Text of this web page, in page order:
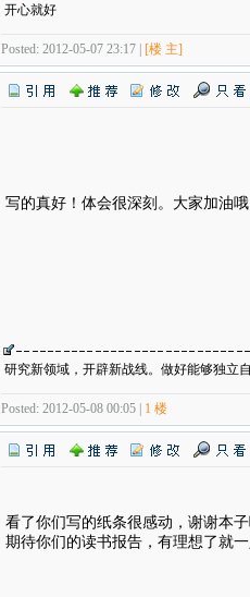
开心就好
Posted: 2012-05-07 23:17 | [楼 主]
写的真好！体会很深刻。大家加油
研究新领域，开辟新战线。做好能够独立
Posted: 2012-05-08 00:05 | 1 楼
看了你们写的纸条很感动，谢谢本
期待你们的读书报告，有理想了就